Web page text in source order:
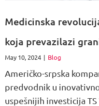
Medicinska
koja prevazilazi
May 10, 2024 | Blog
Američko-srpska
predvodnik u
uspešnijih investicija